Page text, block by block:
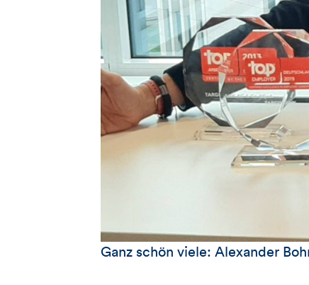
Ganz schön viele: Alexander